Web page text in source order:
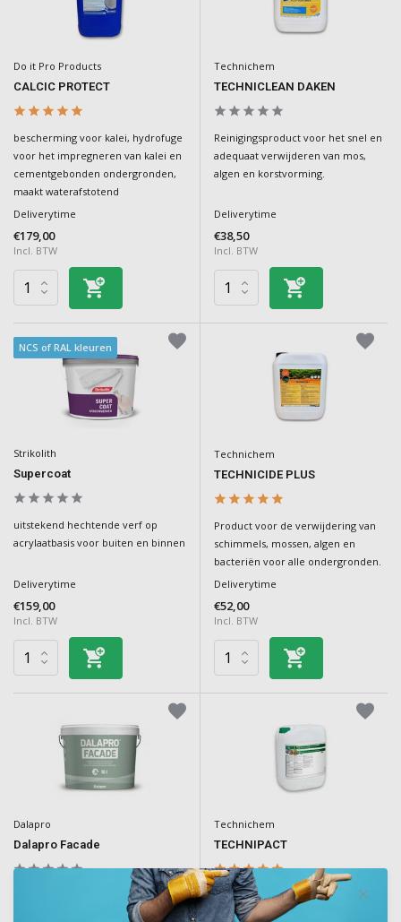
Do it Pro Products
CALCIC PROTECT
bescherming voor kalei, hydrofuge
voor het impregneren van kalei en
cementgebonden ondergronden,
maakt waterafstotend
Deliverytime
€179,00
Incl. BTW
Technichem
TECHNICLEAN DAKEN
Reinigingsproduct voor het snel en
adequaat verwijderen van mos,
algen en korstvorming.
Deliverytime
€38,50
Incl. BTW
NCS of RAL kleuren
Strikolith
Supercoat
uitstekend hechtende verf op
acrylaatbasis voor buiten en binnen
Deliverytime
€159,00
Incl. BTW
Technichem
TECHNICIDE PLUS
Product voor de verwijdering van
schimmels, mossen, algen en
bacteriën voor alle ondergronden.
Deliverytime
€52,00
Incl. BTW
Dalapro
Dalapro Facade
Grijze kant-en-klare handplamuur
voor kleine reparaties buiten en
Technichem
TECHNIPACT
Universele toeslagstof: hechting,
weerstand, elasticiteit en afdichting